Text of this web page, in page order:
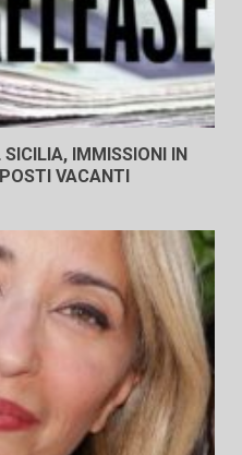
IMMISSIONI IN
VACANTI